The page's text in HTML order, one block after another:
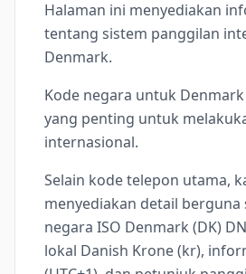
Halaman ini menyediakan
tentang sistem panggilan
Denmark.
Kode negara untuk Denmark
yang penting untuk
internasional.
Selain kode telepon utama,
menyediakan detail
negara ISO Denmark (DK)
lokal Danish Krone (kr),